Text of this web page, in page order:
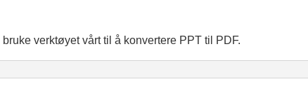
verktøyet vårt til å konvertere PPT til PDF.